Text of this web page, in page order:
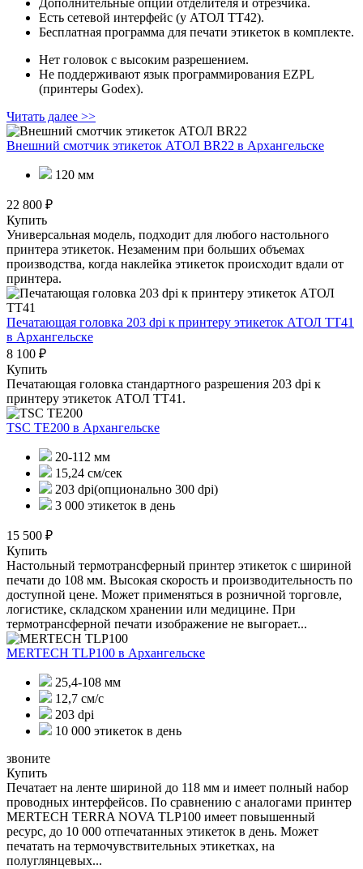
Дополнительные опции отделителя и отрезчика.
Есть сетевой интерфейс (у АТОЛ ТТ42).
Бесплатная программа для печати этикеток в комплекте.
Нет головок с высоким разрешением.
Не поддерживают язык программирования EZPL
(принтеры Godex).
Читать далее >>
Внешний смотчик этикеток АТОЛ BR22 в Архангельске
120 мм
22 800 ₽
Купить
Универсальная модель, подходит для любого настольного
принтера этикеток. Незаменим при больших объемах
производства, когда наклейка этикеток происходит вдали от
принтера.
Печатающая головка 203 dpi к принтеру этикеток АТОЛ ТТ41
в Архангельске
8 100 ₽
Купить
Печатающая головка стандартного разрешения 203 dpi к
принтеру этикеток АТОЛ ТТ41.
TSC TE200 в Архангельске
20-112 мм
15,24 см/сек
203 dpi(опционально 300 dpi)
3 000 этикеток в день
15 500 ₽
Купить
Настольный термотрансферный принтер этикеток с шириной
печати до 108 мм. Высокая скорость и производительность по
доступной цене. Может применяться в розничной торговле,
логистике, складском хранении или медицине. При
термотрансферной печати изображение не выгорает...
MERTECH TLP100 в Архангельске
25,4-108 мм
12,7 см/с
203 dpi
10 000 этикеток в день
звоните
Купить
Печатает на ленте шириной до 118 мм и имеет полный набор
проводных интерфейсов. По сравнению с аналогами принтер
MERTECH TERRA NOVA TLP100 имеет повышенный
ресурс, до 10 000 отпечатанных этикеток в день. Может
печатать на термочувствительных этикетках, на
полуглянцевых...